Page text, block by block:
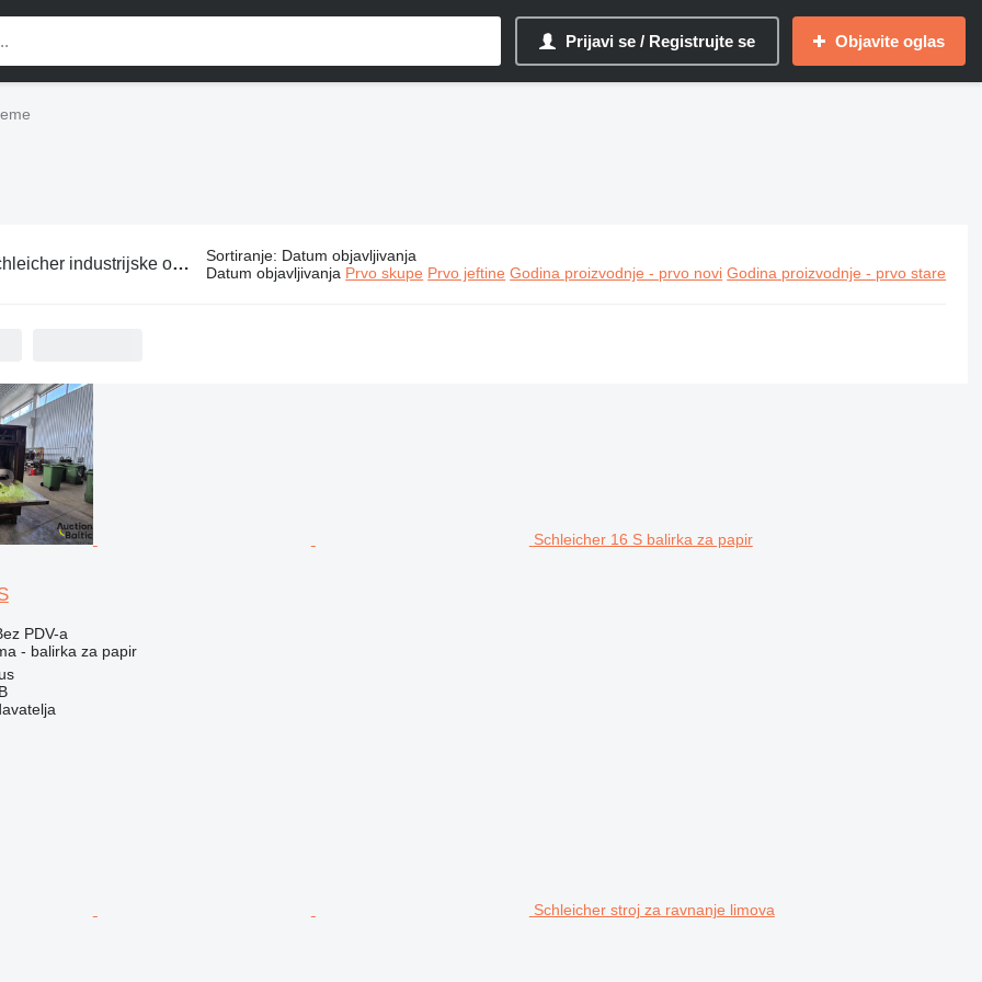
Prijavi se / Registrujte se Objavite oglas
industrijske opreme Sortiranje: Datum objavljivanja
Datum objavljivanja Prvo skupe Prvo jeftine Godina proizvodnje - prvo novi Godina proizvodnje - prvo stare
Schleicher 16 S balirka za papir
PDV-a
- balirka za papir
Schleicher stroj za ravnanje limova